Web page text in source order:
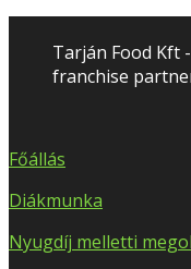
Tarján Food Kft
franchise
Főállás
Diákmunka
Nyugdíj melletti